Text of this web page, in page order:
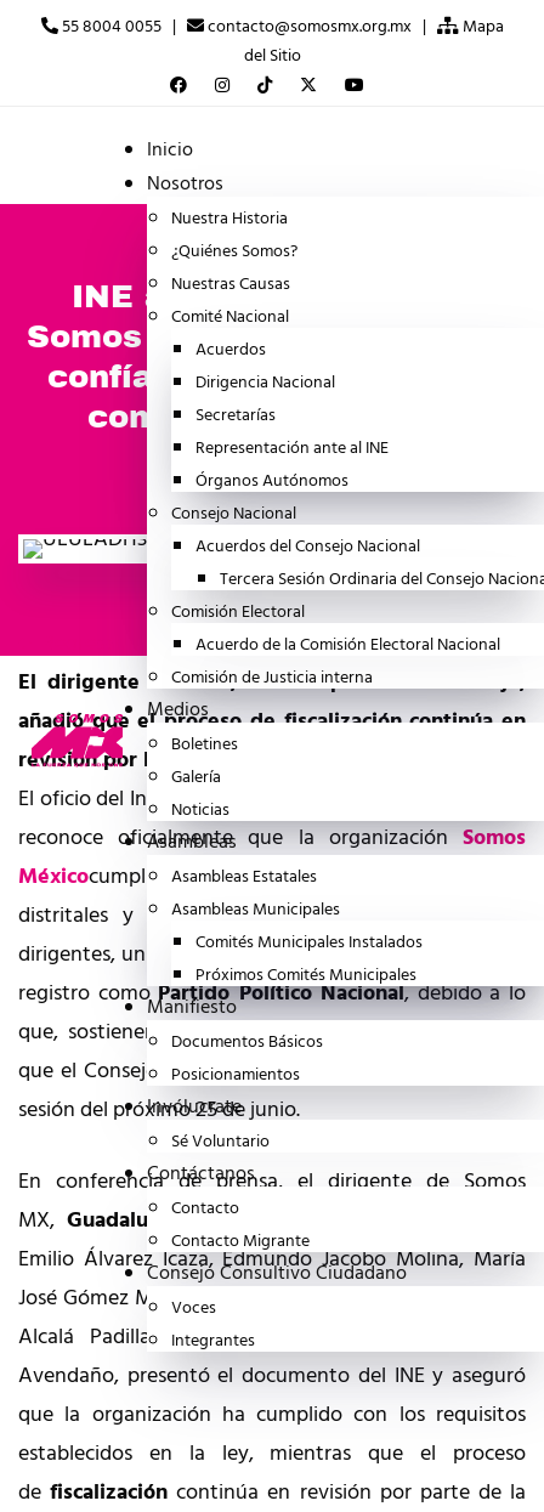
55 8004 0055 | contacto@somosmx.org.mx |
Mapa
del Sitio
Inicio
Nosotros
Nuestra Historia
¿Quiénes Somos?
Nuestras Causas
Comité Nacional
Acuerdos
Dirigencia Nacional
Secretarías
Representación ante al INE
Órganos Autónomos
Consejo Nacional
Acuerdos del Consejo Nacional
Tercera Sesión Ordinaria del Consejo
Comisión Electoral
Acuerdo de la Comisión Electoral Nacional
Comisión de Justicia interna
Medios
Boletines
Galería
Noticias
Asambleas
Asambleas Estatales
Asambleas Municipales
Comités Municipales Instalados
Próximos Comités Municipales
Manifiesto
Documentos Básicos
Posicionamientos
Invólucrate
Sé Voluntario
Contáctanos
Contacto
Contacto Migrante
Consejo Consultivo Ciudadano
Voces
Integrantes
INE avala requisitos de
Somos México; organización
confía en obtener registro
como partido político
NOTICIA mayo 19, 2026
El dirigente nacional, Guadalupe Acosta Naranjo,
añadió que el proceso de fiscalización continúa en
revisión por la autoridad electoral
El oficio del Instituto Nacional Electoral (
reconoce oficialmente que la organizaciónSomos
Méxicocumplió con los requisitos de asambleas
distritales yafiliacionesrepresenta, de según sus
dirigentes, un avance determinante en su ruta hacia el
registro comoPartido Político Nacional, debido a lo
que, sostienen, no existe impedimento técnico para
que el Consejo General apruebe su constitución en la
sesión del próximo 25 de junio.
En conferencia de prensa, el dirigente de Somos
MX,Guadalupe Acosta Naranjo
Emilio Álvarez Icaza, Edmundo Jacobo Molina, María
José Gómez Mont, Mariana González Torres, Leobardo
Alcalá Padilla, Roberto Heycher Cardiel y Amado
Avendaño, presentó el documento del INE y aseguró
que la organización ha cumplido con los requisitos
establecidos en la ley, mientras que el proceso
defiscalización continúa en revisión por parte de la